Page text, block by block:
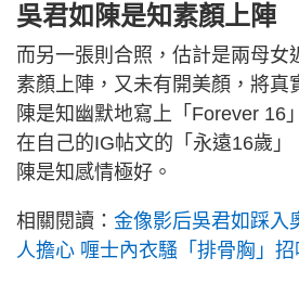
吳君如陳是知素顏上陣
而另一張則合照，估計是兩母女
素顏上陣，又未有開美顏，將真
陳是知幽默地寫上「Forever 16
在自己的IG帖文的「永遠16歲
陳是知感情極好。
相關閱讀： 金像影后吳君如踩入
人擔心 喱士內衣騷「排骨胸」